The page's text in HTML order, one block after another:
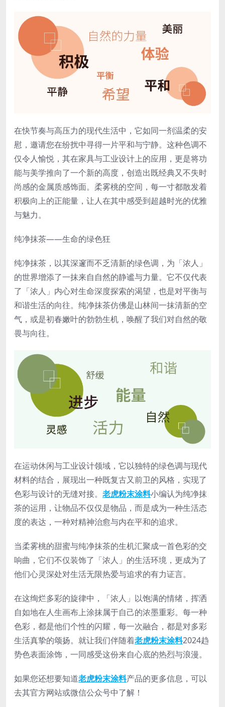
在快节奏与高压力的现代生活中，它如同一剂温柔的安
慰，邀请您在纷扰中寻得一片平和与宁静。这种色调不
仅令人愉悦，其在家具与工业设计上的应用，更是将功
能与美学推向了一个新的高度，创造出既经典又不失时
尚感的金属质感饰面。柔雾桃的空间，每一寸都散发着
积极向上的正能量，让人在其中感受到超越时光的优雅
与魅力。
纯净抹茶——生命的绿色狂
纯净抹茶，以其深邃而不乏清新的绿色调，为「浓人」
的世界增添了一抹来自自然的静谧与力量。它不仅代表
了「浓人」内心对生命深度探索的渴望，也是对平衡与
和谐生活的向往。纯净抹茶仿佛是山林间一抹清新的空
气，或是初春嫩叶的勃勃生机，唤醒了我们对自然的敬
畏与向往。
在运动休闲与工业设计领域，它以独特的绿色调与现代
材料的结合，展现出一种既复古又前卫的风格，实现了
色彩与设计的无缝对接。 老虎粉末涂料小编认为纯净抹
茶的运用，让物品不仅仅是物品，而是成为一种生活态
度的表达，一种对精神治愈与内在平和的追求。
当柔雾桃的甜蜜与纯净抹茶的生机汇聚成一首色彩的交
响曲，它们不仅装饰了「浓人」的生活环境，更成为了
他们心灵深处对生活无限热爱与追求的有力证言。
在这绚烂多彩的旋律中，「浓人」以饱满的情绪，挥洒
自如地在人生画布上涂抹属于自己的浓墨重彩。每一种
色彩，都是他们个性的闪耀，每一次融合，都是对多彩
生活真挚的颂扬。就让我们伴随着老虎粉末涂料2024趋
势色表面涂饰，一同感受这份来自心底的热烈与浪漫。
如果您还想要知道老虎粉末涂料产品的更多信息，可以
去其官方网站或微信公众号中了解！